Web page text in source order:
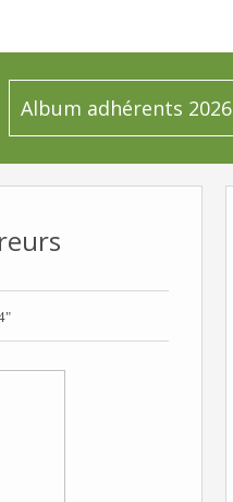
Album adhérents 2026